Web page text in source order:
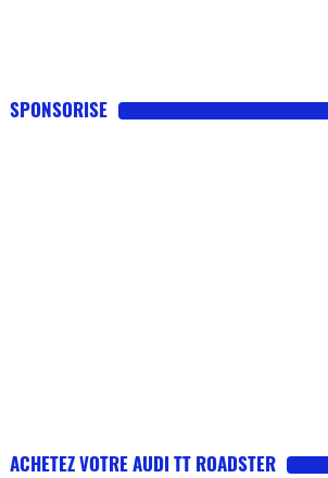
SPONSORISE
ACHETEZ VOTRE AUDI TT ROADSTER